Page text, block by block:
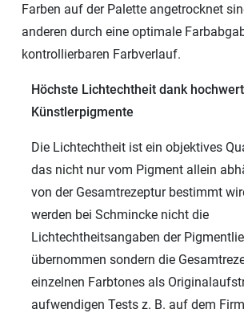
Farben auf der Palette angetrocknet
anderen durch eine optimale
kontrollierbaren Farbverlauf.
Höchste Lichtechtheit dank
Künstlerpigmente
Die Lichtechtheit ist ein objektives
das nicht nur vom Pigment allein
von der Gesamtrezeptur bestimmt
werden bei Schmincke nicht die
Lichtechtheitsangaben der
übernommen sondern die
einzelnen Farbtones als
aufwendigen Tests z. B. auf dem